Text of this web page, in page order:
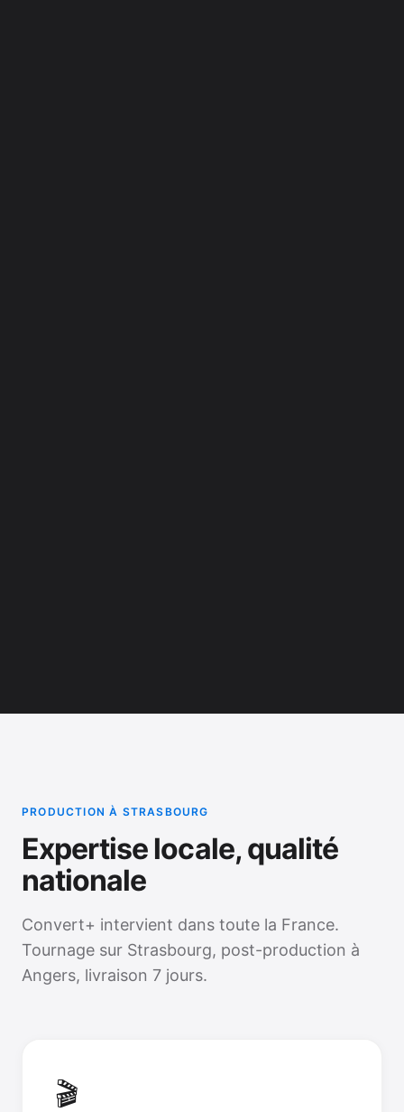
PRODUCTION À STRASBOURG
Expertise locale, qualité
nationale
Convert+ intervient dans toute la France.
Tournage sur Strasbourg, post-production à
Angers, livraison 7 jours.
🎬